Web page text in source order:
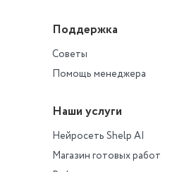
Поддержка
Советы
Помощь менеджера
Наши услуги
Нейросеть Shelp AI
Магазин готовых работ